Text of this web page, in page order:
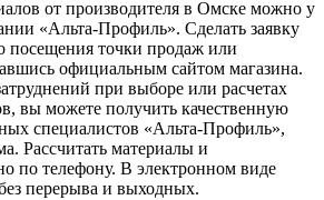
от производителя в Омске можно у
«Альта-Профиль». Сделать заявку
посещения точки продаж или
официальным сайтом магазина.
при выборе или расчетах
вы можете получить качественную
специалистов «Альта-Профиль»,
Рассчитать материалы и
по телефону. В электронном виде
перерыва и выходных.